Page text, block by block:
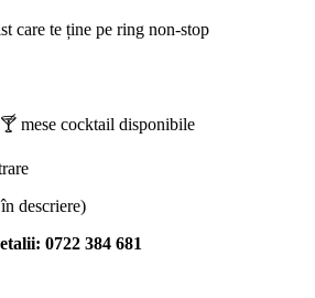
care te ține pe ring non-stop
mese cocktail disponibile
descriere)
0722 384 681